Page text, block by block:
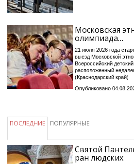
Московская
олимпиада…
21 июля 2026 года
выезд Московской
Всероссийский
расположенный
(Краснодарский край)
Опубликовано
ПОСЛЕДНИЕ ПОПУЛЯРНЫЕ
Святой
ран людских